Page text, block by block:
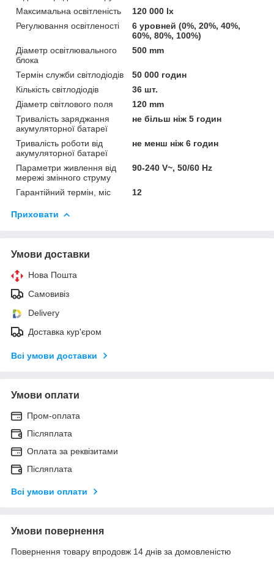
Максимальна освітленість
120 000 lx
Регулювання освітленості
6 уровней (0%, 20%, 40%,
60%, 80%, 100%)
Діаметр освітлювального
блока
500 mm
Термін служби світлодіодів
50 000 годин
Кількість світлодіодів
36 шт.
Діаметр світлового поля
120 mm
Тривалість заряджання
акумуляторної батареї
не більш ніж 5 годин
Тривалість роботи від
акумуляторної батареї
не менш ніж 6 годин
Параметри живлення від
мережі змінного струму
90-240 V~, 50/60 Hz
Гарантійний термін, міс 12
Приховати
Умови доставки
Нова Пошта
Самовивіз
Delivery
Доставка кур'єром
Всі умови доставки
Умови оплати
Пром-оплата
Післяплата
Оплата за реквізитами
Післяплата
Всі умови оплати
Умови повернення
Повернення товару впродовж 14 днів за домовленістю